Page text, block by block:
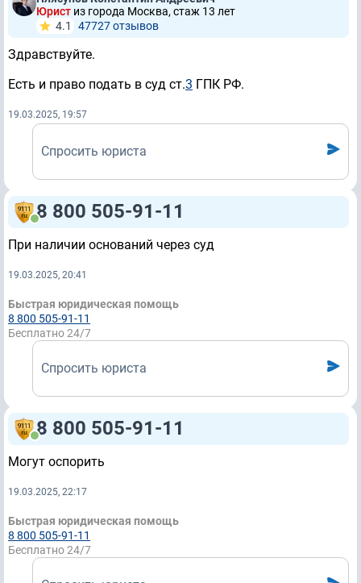
Юрист из города Москва, стаж 13 лет
4.1
47727 отзывов
Здравствуйте.
Есть и право подать в суд ст.3 ГПК РФ.
19.03.2025, 19:57
Спросить юриста
8 800 505-91-11
При наличии оснований через суд
19.03.2025, 20:41
Быстрая юридическая помощь
8 800 505-91-11
Бесплатно 24/7
Спросить юриста
8 800 505-91-11
Могут оспорить
19.03.2025, 22:17
Быстрая юридическая помощь
8 800 505-91-11
Бесплатно 24/7